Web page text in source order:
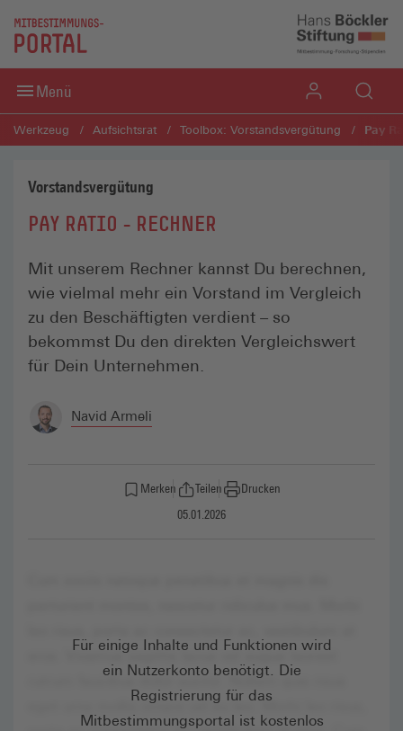
Direkt zum Inhaltsbereich
Direkt zum Fußbereich
Menü
Werkzeug Aufsichtsrat Toolbox: Vorstandsvergütung Pay
Vorstandsvergütung
PAY RATIO - RECHNER
Mit unserem Rechner kannst Du berechnen,
wie vielmal mehr ein Vorstand im Vergleich
zu den Beschäftigten verdient – so
bekommst Du den direkten Vergleichswert
für Dein Unternehmen.
Navid Armeli
Merken Teilen
Drucken
05.01.2026
Für einige Inhalte und Funktionen wird
ein Nutzerkonto benötigt. Die
Registrierung für das
Mitbestimmungsportal ist kostenlos